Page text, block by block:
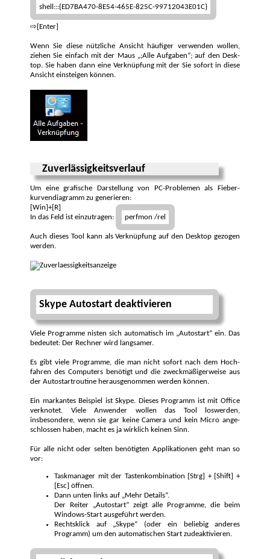
shell:::{ED7BA470-8E54-465E-825C-99712043E01C}
⇨[Enter]
Wenn Sie diese nützliche Ansicht häufiger ver­wenden wollen,
ziehen Sie ein­fach mit der Maus „;Alle Auf­gaben“; auf den Desk­
top. Sie haben dann eine Verknüp­fung mit der Sie sofort in diese
An­sicht ein­steigen können.
Zuverlässigkeitsverlauf
Um eine grafische Darstellung von PC-Problemen als Fieber­
kurvendiagramm zu generieren:
[Win]+[R]
In das Feld ist einzutragen:
perfmon /rel
Auch dieses Tool kann als Verknüpfung auf den Desk­top gezogen
werden.
Skype Autostart deaktivieren
Viele Programme nisten sich automatisch im „Autostart“ ein. Das
bedeutet: Der Rechner wird langsamer.
Es gibt viele Programme, die man nicht sofort nach dem Hoch­
fahren des Computers benötigt und die zweckmäßiger­weise aus
der Autostart­routine heraus­genommen werden können.
Ein markantes Beispiel ist Skype. Dieses Programm ist mit Office
ver­knotet. Viele Anwender wollen das Tool loswerden,
insbesondere, wenn sie gar keine Camera und kein Micro ange­
schlossen haben, macht es ja wirk­lich keinen Sinn.
Für alle nicht oder selten benötigten Applikationen geht man so
vor:
Taskmanager mit der Tastenkombination [Strg] + [Shift] +
[Esc] öffnen.
Dann unten links auf „Mehr Details“.
Der Reiter „Autostart“ zeigt alle Programme, die beim
Windows-Start ausgeführt werden.
Rechtsklick auf „Skype“ (oder ein beliebig anderes
Programm) um den automatischen Start zudeaktivieren.